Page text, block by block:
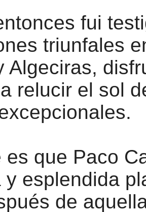
fui
triunfales
Algeciras,
relucir el sol
es que Paco
y esplendida
de